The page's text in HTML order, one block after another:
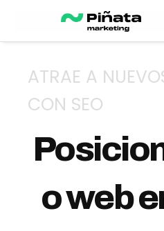
ATRAE A
CON SEO
o web